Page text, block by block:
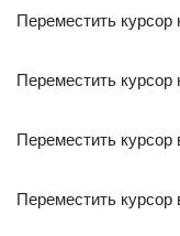
Переместить курсор
Переместить курсор
Переместить курсор
Переместить курсор